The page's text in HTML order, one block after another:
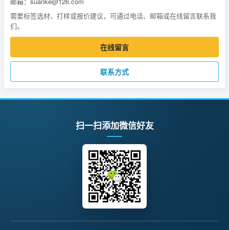
需要标签选材、打样或报价建议，可通过电话、邮箱或在线留言联系我
们。
在线留言
联系方式
扫一扫添加微信好友